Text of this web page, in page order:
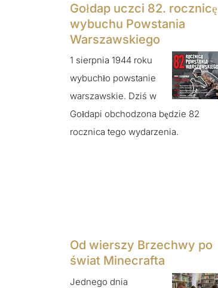
Gołdap uczci 82. rocznicę
wybuchu Powstania
Warszawskiego
1 sierpnia 1944 roku
wybuchło powstanie
warszawskie. Dziś w
Gołdapi obchodzona będzie 82
rocznica tego wydarzenia.
Od wierszy Brzechwy po
świat Minecrafta
Jednego dnia